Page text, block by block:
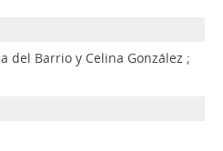
del Barrio y Celina González ;